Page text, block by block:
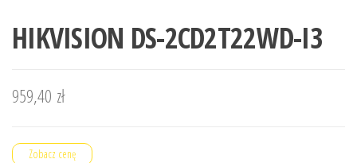
HIKVISION DS-2CD2T22WD-I3
959,40 zł
Zobacz cenę